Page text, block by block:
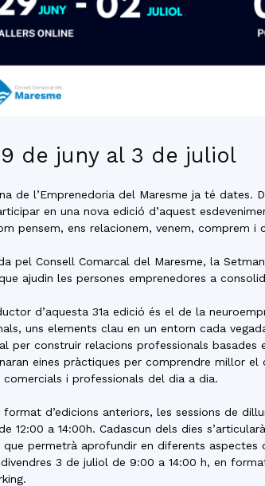
de juny al 3 de juliol
de l’Emprenedoria del Maresme ja té
en una nova edició d’aquest
pensem, ens relacionem, venem, comprem i
pel Consell Comarcal del Maresme, la
ajudin les persones emprenedores a
d’aquesta 31a edició és el de la
uns elements clau en un entorn cada
per construir relacions professionals
eines pràctiques per comprendre millor
comercials i professionals del dia a dia.
format d’edicions anteriors, les sessions de
de 12:00 a 14:00h. Cadascun dels dies
permetrà aprofundir en diferents aspectes
3 de juliol de 9:00 a 14:00 h, en